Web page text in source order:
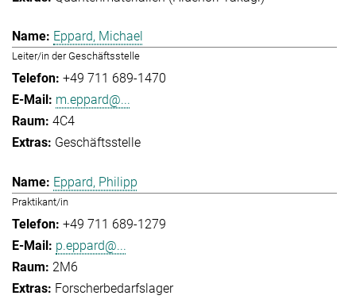
Eppard, Michael
Leiter/in der Geschäftsstelle
+49 711 689-1470
m.eppard@...
4C4
Geschäftsstelle
Eppard, Philipp
Praktikant/in
+49 711 689-1279
p.eppard@...
2M6
Forscherbedarfslager